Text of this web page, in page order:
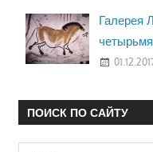
Галерея
ПОИСК ПО САЙТУ